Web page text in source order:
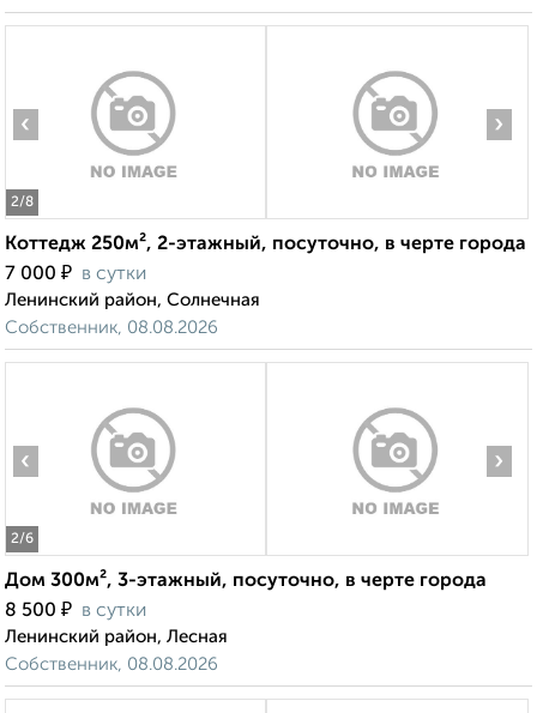
2/8
‹ ›
Коттедж 250м², 2-этажный, посуточно, в черте города
7 000 ₽ в сутки
Ленинский район, Солнечная
Собственник, 08.08.2026
2/6
‹ ›
Дом 300м², 3-этажный, посуточно, в черте города
8 500 ₽ в сутки
Ленинский район, Лесная
Собственник, 08.08.2026